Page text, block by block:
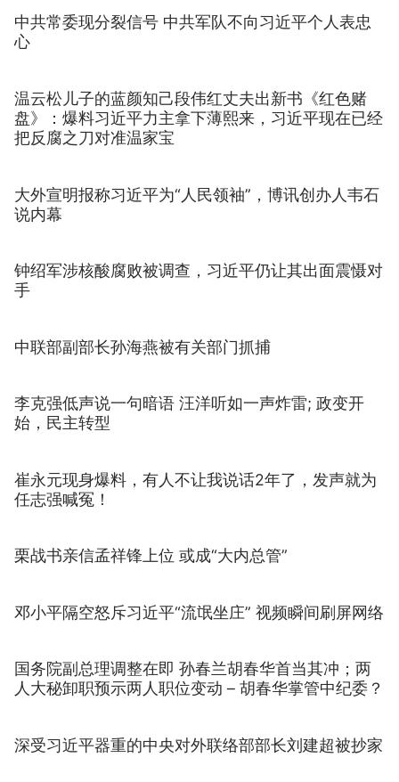
中共常委现分裂信号 中共军队不向习近平个人表忠
心
温云松儿子的蓝颜知己段伟红丈夫出新书《红色赌
盘》：爆料习近平力主拿下薄熙来，习近平现在已经
把反腐之刀对准温家宝
大外宣明报称习近平为“人民领袖”，博讯创办人韦石
说内幕
钟绍军涉核酸腐败被调查，习近平仍让其出面震慑对
手
中联部副部长孙海燕被有关部门抓捕
李克强低声说一句暗语 汪洋听如一声炸雷; 政变开
始，民主转型
崔永元现身爆料，有人不让我说话2年了，发声就为
任志强喊冤！
栗战书亲信孟祥锋上位 或成“大内总管”
邓小平隔空怒斥习近平“流氓坐庄” 视频瞬间刷屏网络
国务院副总理调整在即 孙春兰胡春华首当其冲；两
人大秘卸职预示两人职位变动 – 胡春华掌管中纪委？
深受习近平器重的中央对外联络部部长刘建超被抄家